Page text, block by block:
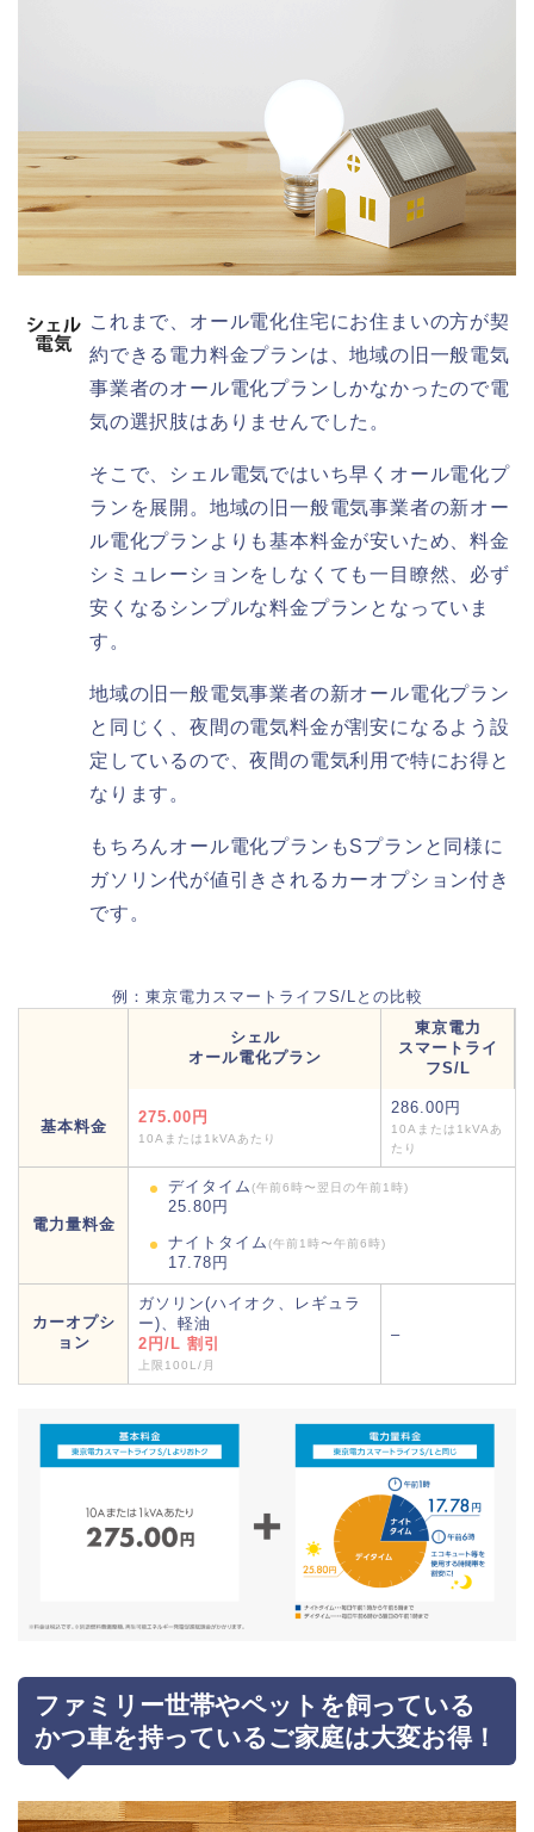
これまで、オール電化住宅にお住まいの方が契
約できる電力料金プランは、地域の旧一般電気
事業者のオール電化プランしかなかったので電
気の選択肢はありませんでした。
そこで、シェル電気ではいち早くオール電化プ
ランを展開。地域の旧一般電気事業者の新オー
ル電化プランよりも基本料金が安いため、料金
シミュレーションをしなくても一目瞭然、必ず
安くなるシンプルな料金プランとなっていま
す。
地域の旧一般電気事業者の新オール電化プラン
と同じく、夜間の電気料金が割安になるよう設
定しているので、夜間の電気利用で特にお得と
なります。
もちろんオール電化プランもSプランと同様に
ガソリン代が値引きされるカーオプション付き
です。
例：東京電力スマートライフS/Lとの比較
シェル
オール電化プラン
東京電力
スマートライ
フS/L
基本料金
275.00円
10Aまたは1kVAあたり
286.00円
10Aまたは1kVAあ
たり
電力量料金
デイタイム(午前6時〜翌日の午前1時)
25.80円
ナイトタイム(午前1時〜午前6時)
17.78円
カーオプシ
ョン
ガソリン(ハイオク、レギュラ
ー)、軽油
2円/L 割引
上限100L/月
–
ファミリー世帯やペットを飼っている
かつ車を持っているご家庭は大変お得！